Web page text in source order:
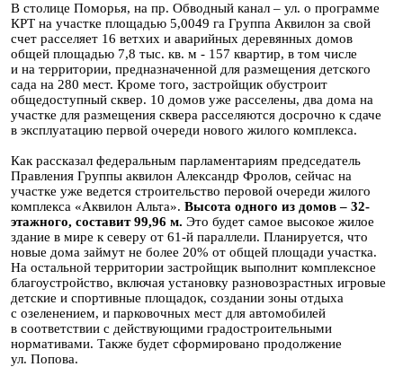
В столице Поморья, на пр. Обводный канал – ул. о программе
КРТ на участке площадью 5,0049 га Группа Аквилон за свой
счет расселяет 16 ветхих и аварийных деревянных домов
общей площадью 7,8 тыс. кв. м - 157 квартир, в том числе
и на территории, предназначенной для размещения детского
сада на 280 мест. Кроме того, застройщик обустроит
общедоступный сквер. 10 домов уже расселены, два дома на
участке для размещения сквера расселяются досрочно к сдаче
в эксплуатацию первой очереди нового жилого комплекса.
Как рассказал федеральным парламентариям председатель
Правления Группы аквилон Александр Фролов, сейчас на
участке уже ведется строительство перовой очереди жилого
комплекса «Аквилон Альта». Высота одного из домов – 32-
этажного, составит 99,96 м. Это будет самое высокое жилое
здание в мире к северу от 61-й параллели. Планируется, что
новые дома займут не более 20% от общей площади участка.
На остальной территории застройщик выполнит комплексное
благоустройство, включая установку разновозрастных игровые
детские и спортивные площадок, создании зоны отдыха
с озеленением, и парковочных мест для автомобилей
в соответствии с действующими градостроительными
нормативами. Также будет сформировано продолжение
ул. Попова.